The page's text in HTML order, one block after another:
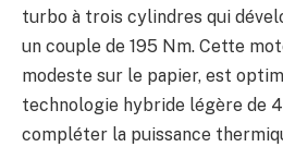
turbo à trois cylindres qui
un couple de 195 Nm. Cette
modeste sur le papier, est
technologie hybride légère de
compléter la puissance